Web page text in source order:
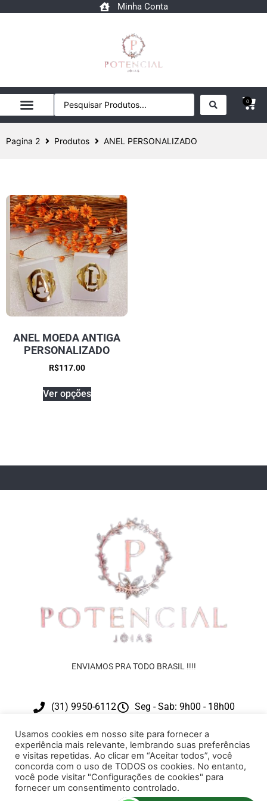
Minha Conta
0
Pagina 2 Produtos ANEL PERSONALIZADO
ANEL MOEDA ANTIGA
PERSONALIZADO
R$117.00
Ver opções
ENVIAMOS PRA TODO BRASIL !!!!
(31) 9950-6112
Seg - Sab: 9h00 - 18h00
Usamos cookies em nosso site para fornecer a
experiência mais relevante, lembrando suas preferências
e visitas repetidas. Ao clicar em “Aceitar todos”, você
concorda com o uso de TODOS os cookies. No entanto,
você pode visitar "Configurações de cookies" para
fornecer um consentimento controlado.